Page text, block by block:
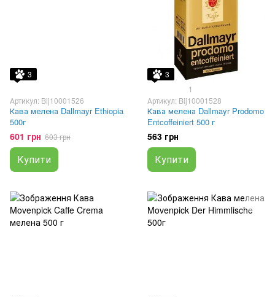
3
Артикул: Bij10001526
Кава мелена Dallmayr Ethiopia
500г
601 грн 603 грн
Купити
3
1
Артикул: Bij10001528
Кава мелена Dallmayr Prodomo
Entcoffeiniert 500 г
563 грн
Купити